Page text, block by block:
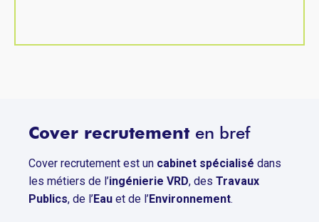
Cover recrutement en bref
Cover recrutement est un cabinet spécialisé dans
les métiers de l’ingénierie VRD, des Travaux
Publics, de l’Eau et de l’Environnement.